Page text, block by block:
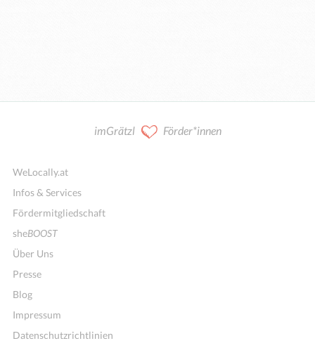
imGrätzl Förder*innen
WeLocally.at
Infos & Services
Fördermitgliedschaft
sheBOOST
Über Uns
Presse
Blog
Impressum
Datenschutzrichtlinien